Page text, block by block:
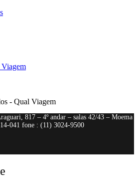
- Qual Viagem
817 – 4º andar – salas 42/43 – Moema
041 fone : (11) 3024-9500